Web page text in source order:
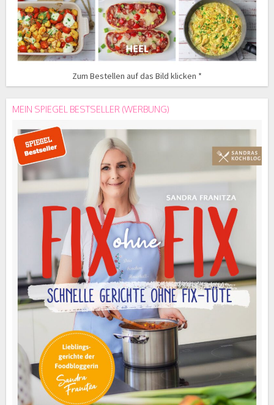
Zum Bestellen auf das Bild klicken *
MEIN SPIEGEL BESTSELLER (WERBUNG)